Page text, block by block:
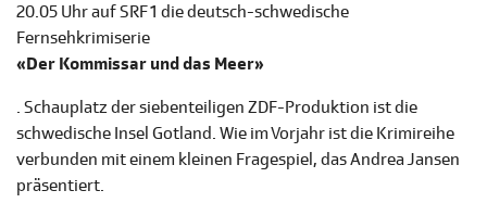
20.05 Uhr auf SRF 1 die deutsch-schwedische
Fernsehkrimiserie
«Der Kommissar und das Meer»
. Schauplatz der siebenteiligen ZDF-Produktion ist die
schwedische Insel Gotland. Wie im Vorjahr ist die Krimireihe
verbunden mit einem kleinen Fragespiel, das Andrea Jansen
präsentiert.